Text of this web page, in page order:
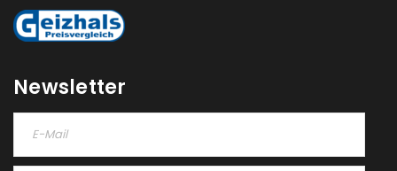
Please select all the ways you would like to hear from
us
Ja, ich möchte ein Kundenkonto eröffnen und
akzeptiere die
Newsletter